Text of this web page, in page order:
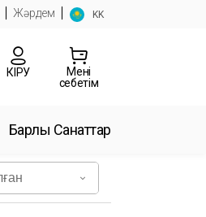
Жәрдем KK
КІРУ
Менің
себетім
Барлық Санаттар